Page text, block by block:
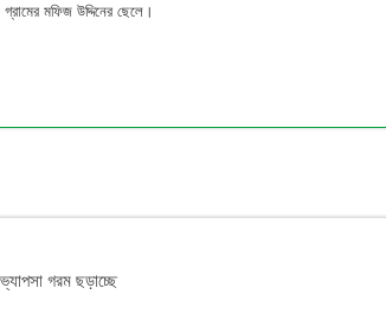
মফিজ উদ্দিনের ছেলে।
ভ্যাপসা গরম ছড়াচ্ছে